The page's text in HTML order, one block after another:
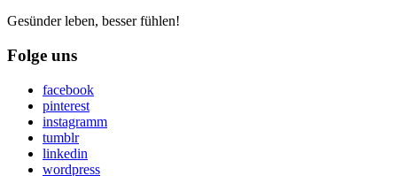
Gesünder leben, besser fühlen!
Folge uns
facebook
pinterest
instagramm
tumblr
linkedin
wordpress